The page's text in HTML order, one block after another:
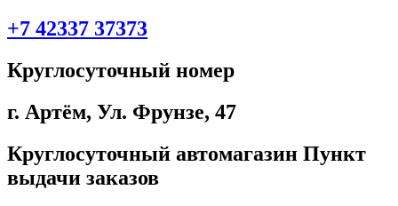
+7 42337 37373
Круглосуточный номер
г. Артём, ​Ул. Фрунзе, 47
Круглосуточный автомагазин Пункт
выдачи заказов